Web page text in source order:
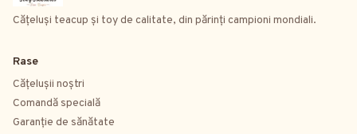
Cățeluși teacup și toy de calitate, din părinți campioni mondiali.
Rase
Cățelușii noștri
Comandă specială
Garanție de sănătate